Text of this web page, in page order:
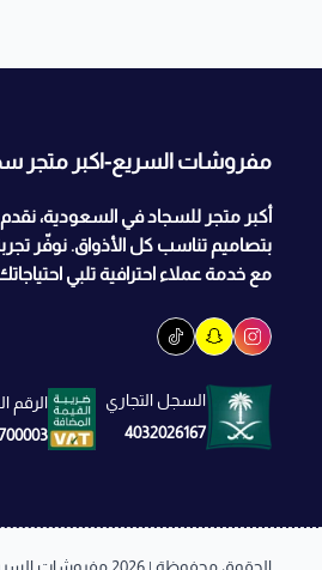
مفروشات السريع-اكبر متجر
أكبر متجر للسجاد في السعودية،
بتصاميم تناسب كل الأذواق. نوفّر
مع خدمة عملاء احترافية تلبي
السجل التجاري
4032026167
الرقم